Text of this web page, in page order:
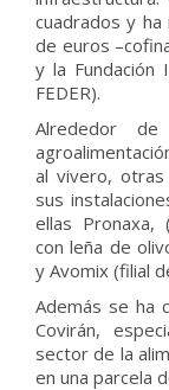
cuadrados y
de euros
y la Fundación
FEDER).
Alrededor
al vivero, otras
sus
ellas Pronaxa,
con leña de
y Avomix (filial
Además se ha
Covirán,
sector de la
en una parcela